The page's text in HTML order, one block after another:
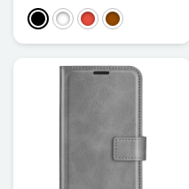
PretoBrancoVermelhoCastanho